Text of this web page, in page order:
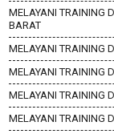
MELAYANI TRAINING
BARAT
MELAYANI TRAINING
MELAYANI TRAINING
MELAYANI TRAINING
MELAYANI TRAINING